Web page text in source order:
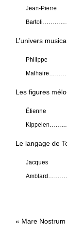
Jean-Pierre
L’univers
Philippe
Les figures
Étienne
Le langage de
Jacques
« Mare